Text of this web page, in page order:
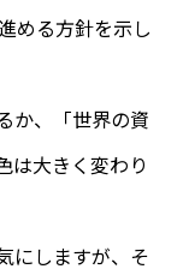
める方針を示し
か、「世界の資
は大きく変わり
にしますが、そ